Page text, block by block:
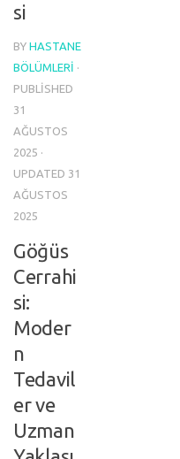
si
BY HASTANE
BÖLÜMLERI ·
PUBLISHED
31
AĞUSTOS
2025 ·
UPDATED 31
AĞUSTOS
2025
Göğüs
Cerrahi
si:
Moder
n
Tedavil
er ve
Uzman